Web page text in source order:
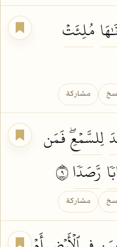
مُلِئَتۡ
مشاركة
لِلسَّمۡعِۖفَمَن
رَّصَدٗا
مشاركة